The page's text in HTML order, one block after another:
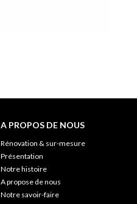
A PROPOS DE NOUS
Rénovation & sur-mesure
Présentation
Notre histoire
A propose de nous
Notre savoir-faire